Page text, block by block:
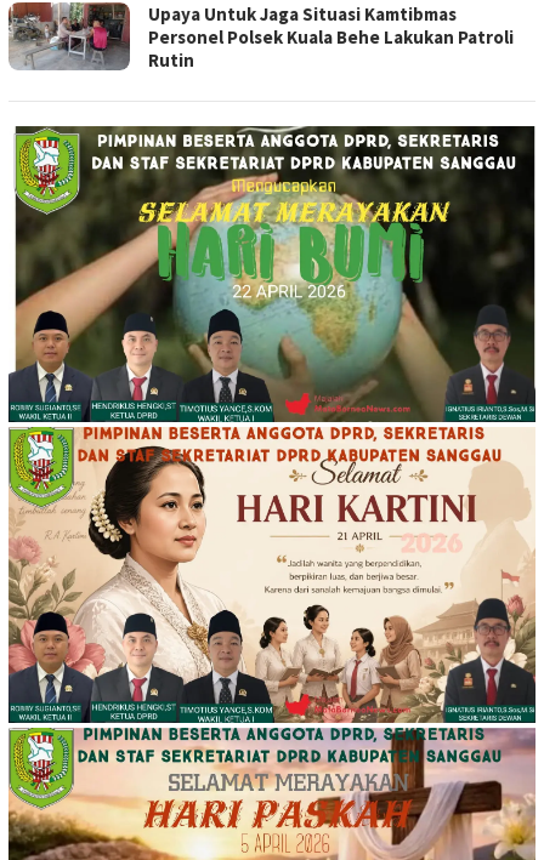
Upaya Untuk Jaga Situasi Kamtibmas
Personel Polsek Kuala Behe Lakukan Patroli
Rutin